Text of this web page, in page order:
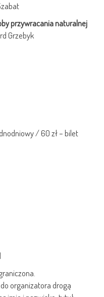
przywracania naturalnej
Grzebyk
/ 60 zł – bilet
organizatora drogą